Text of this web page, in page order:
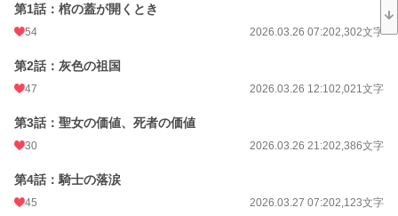
更新日時 2026.04.18 17:40
月間ポイント
年間ポイント 51,721 pt (10,159 位)
累計ポイント
第1話：棺の蓋が開くとき
54 2026.03.26 07:202,302文字
第2話：灰色の祖国
47 2026.03.26 12:102,021文字
第3話：聖女の価値、死者の価値
30 2026.03.26 21:202,386文字
第4話：騎士の落涙
45 2026.03.27 07:202,123文字